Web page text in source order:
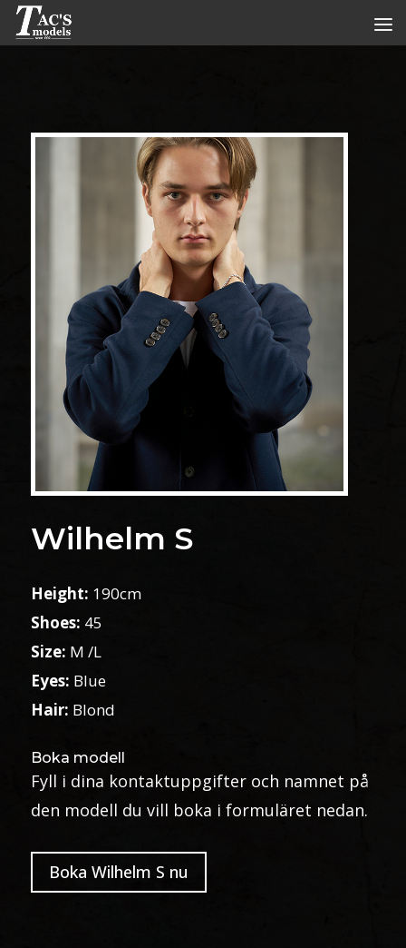
Wilhelm S
Height: 190cm
Shoes: 45
Size: M /L
Eyes: Blue
Hair: Blond
Boka modell
Fyll i dina kontaktuppgifter och namnet på
den modell du vill boka i formuläret nedan.
Boka Wilhelm S nu